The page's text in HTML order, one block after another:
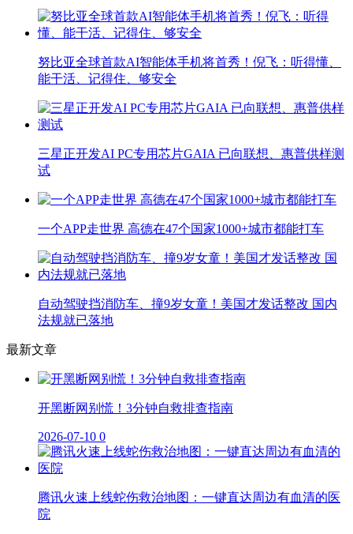
努比亚全球首款AI智能体手机将首秀！倪飞：听得懂、
能干活、记得住、够安全
三星正开发AI PC专用芯片GAIA 已向联想、惠普供样测
试
一个APP走世界 高德在47个国家1000+城市都能打车
自动驾驶挡消防车、撞9岁女童！美国才发话整改 国内
法规就已落地
最新文章
开黑断网别慌！3分钟自救排查指南
2026-07-10 0
腾讯火速上线蛇伤救治地图：一键直达周边有血清的医
院